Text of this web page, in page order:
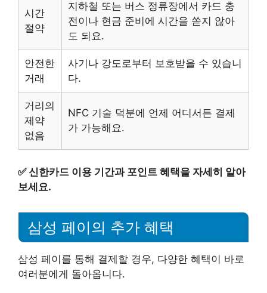
시간
절약
지하철 또는 버스 정류장에서 카드 충
전이나 현금 준비에 시간을 쏟지 않아
도 되요.
안전한
거래
사기나 강도로부터 보호받을 수 있습니
다.
거리의
제약
없음
NFC 기술 덕분에 언제 어디서든 결제
가 가능해요.
✅신한카드 이용 기간과 포인트 혜택을 자세히 알아
보세요.
삼성 페이의 추가 혜택
삼성 페이를 통해 결제할 경우, 다양한 혜택이 바로
여러분에게 돌아옵니다.